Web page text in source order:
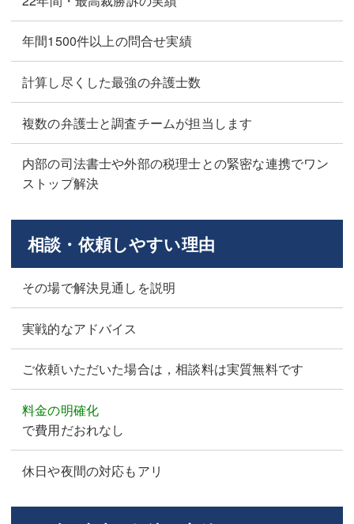
年間1500件以上の問合せ実績
計算し尽くした最強の弁護士数
複数の弁護士と調査チームが担当します
内部の司法書士や外部の税理士との緊密な連携でワン
ストップ解決
相談・依頼しやすい理由
その場で解決見通しを説明
実戦的なアドバイス
ご依頼いただいた場合は，相談料は実質無料です
料金の明確化
で費用だおれなし
休日や夜間の対応もアリ